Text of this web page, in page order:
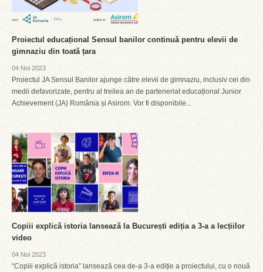
Proiectul educațional Sensul banilor continuă pentru elevii de
gimnaziu din toată țara
04 Noi 2023
Proiectul JA Sensul Banilor ajunge către elevii de gimnaziu, inclusiv cei din
medii defavorizate, pentru al treilea an de parteneriat educațional Junior
Achievement (JA) România și Asirom. Vor fi disponibile...
Copiii explică istoria lansează la București ediția a 3-a a lecțiilor
video
04 Noi 2023
“Copiii explică istoria” lansează cea de-a 3-a ediție a proiectului, cu o nouă